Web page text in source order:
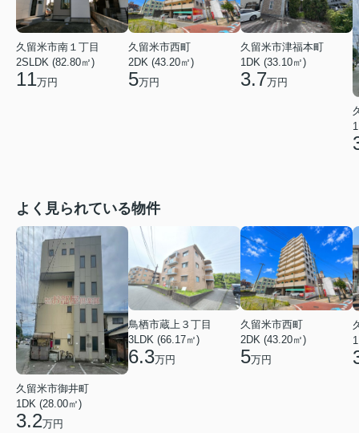
久留米市南１丁目
2SLDK (82.80㎡)
11万円
久留米市西町
2DK (43.20㎡)
5万円
久留米市津福本町
1DK (33.10㎡)
3.7万円
よく見られている物件
久留米市御井町
1DK (28.00㎡)
3.2万円
鳥栖市蔵上３丁目
3LDK (66.17㎡)
6.3万円
久留米市西町
2DK (43.20㎡)
5万円